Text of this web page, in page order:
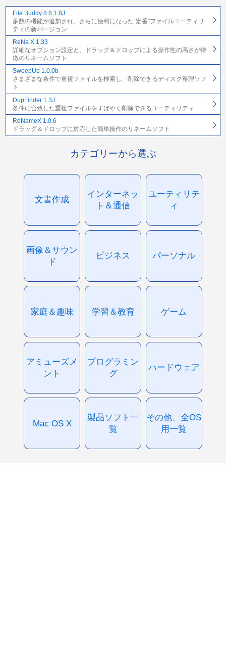
File Buddy 8 8.1.8J
多数の機能が追加され、さらに便利になった“定番”ファイルユーティリ
ティの新バージョン
ReNa X 1.33
詳細なオプション設定と、ドラッグ＆ドロップによる操作性の高さが特
徴のリネームソフト
SweepUp 1.0.0b
さまざまな条件で重複ファイルを検索し、削除できるディスク整理ソフ
ト
DupFinder 1.3J
条件に合致した重複ファイルをすばやく削除できるユーティリティ
ReNameX 1.0.6
ドラッグ＆ドロップに対応した簡単操作のリネームソフト
カテゴリーから選ぶ
文書作成
インターネッ
ト＆通信
ユーティリテ
ィ
画像＆サウン
ド
ビジネス パーソナル
家庭＆趣味 学習＆教育 ゲーム
アミューズメ
ント
プログラミン
グ
ハードウェア
Mac OS X
製品ソフト一
覧
その他、全OS
用一覧